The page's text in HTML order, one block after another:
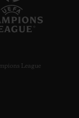
League